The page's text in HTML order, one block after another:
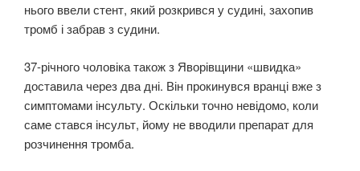
нього ввели стент, який розкрився у судині, захопив
тромб і забрав з судини.
37-річного чоловіка також з Яворівщини «швидка»
доставила через два дні. Він прокинувся вранці вже з
симптомами інсульту. Оскільки точно невідомо, коли
саме стався інсульт, йому не вводили препарат для
розчинення тромба.